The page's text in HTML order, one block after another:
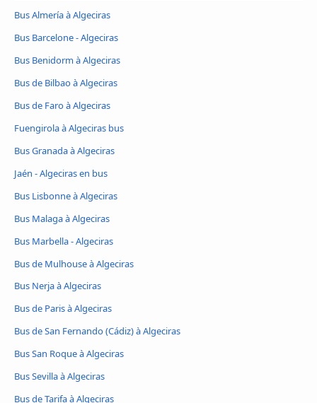
Bus Almería à Algeciras
Bus Barcelone - Algeciras
Bus Benidorm à Algeciras
Bus de Bilbao à Algeciras
Bus de Faro à Algeciras
Fuengirola à Algeciras bus
Bus Granada à Algeciras
Jaén - Algeciras en bus
Bus Lisbonne à Algeciras
Bus Malaga à Algeciras
Bus Marbella - Algeciras
Bus de Mulhouse à Algeciras
Bus Nerja à Algeciras
Bus de Paris à Algeciras
Bus de San Fernando (Cádiz) à Algeciras
Bus San Roque à Algeciras
Bus Sevilla à Algeciras
Bus de Tarifa à Algeciras